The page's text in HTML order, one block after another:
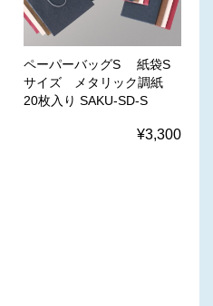
ペーパーバッグS 紙袋S
サイズ メタリック調紙
20枚入り SAKU-SD-S
¥3,300